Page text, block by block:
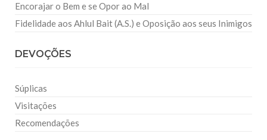
Encorajar o Bem e se Opor ao Mal
Fidelidade aos Ahlul Bait (A.S.) e Oposição aos seus Inimigos
DEVOÇÕES
Súplicas
Visitações
Recomendações